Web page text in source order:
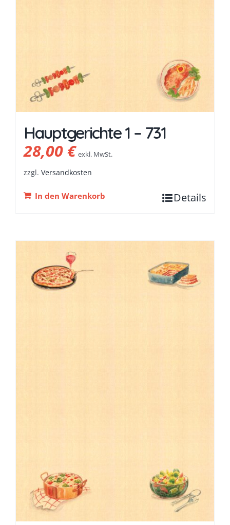
Hauptgerichte 1 – 731
28,00€ exkl. MwSt.
zzgl. Versandkosten
In den Warenkorb Details